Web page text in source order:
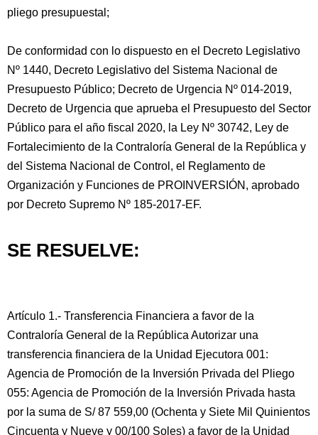
pliego presupuestal;
De conformidad con lo dispuesto en el Decreto Legislativo
Nº 1440, Decreto Legislativo del Sistema Nacional de
Presupuesto Público; Decreto de Urgencia Nº 014-2019,
Decreto de Urgencia que aprueba el Presupuesto del Sector
Público para el año fiscal 2020, la Ley Nº 30742, Ley de
Fortalecimiento de la Contraloría General de la República y
del Sistema Nacional de Control, el Reglamento de
Organización y Funciones de PROINVERSIÓN, aprobado
por Decreto Supremo Nº 185-2017-EF.
SE RESUELVE:
Artículo 1.- Transferencia Financiera a favor de la
Contraloría General de la República Autorizar una
transferencia financiera de la Unidad Ejecutora 001:
Agencia de Promoción de la Inversión Privada del Pliego
055: Agencia de Promoción de la Inversión Privada hasta
por la suma de S/ 87 559,00 (Ochenta y Siete Mil Quinientos
Cincuenta y Nueve y 00/100 Soles) a favor de la Unidad